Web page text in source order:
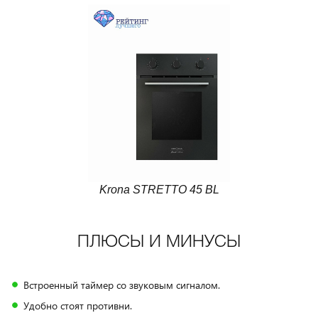
Krona STRETTO 45 BL
ПЛЮСЫ И МИНУСЫ
Встроенный таймер со звуковым сигналом.
Удобно стоят противни.